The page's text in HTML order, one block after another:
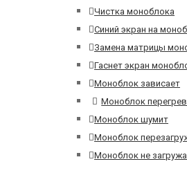
Чистка моноблока
Синий экран на
Замена матрицы
Гаснет экран
Моноблок зависает
Моноблок
Моноблок шумит
Моноблок
Моноблок не